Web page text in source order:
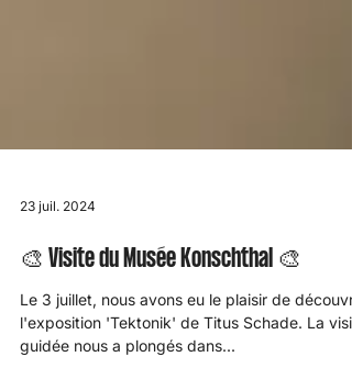
23 juil. 2024
🎨 Visite du Musée Konschthal 🎨
Le 3 juillet, nous avons eu le plaisir de